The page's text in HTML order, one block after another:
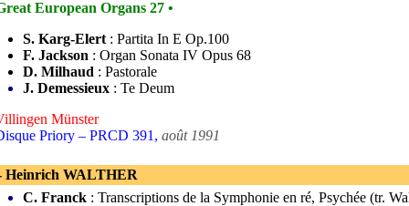
European Organs 27 •
S. Karg-Elert : Partita In E Op.100
F. Jackson : Organ Sonata IV Opus 68
D. Milhaud : Pastorale
J. Demessieux : Te Deum
Münster
Priory – PRCD 391, août 1991
Heinrich WALTHER
C. Franck : Transcriptions de la Symphonie en ré, Psychée (tr.